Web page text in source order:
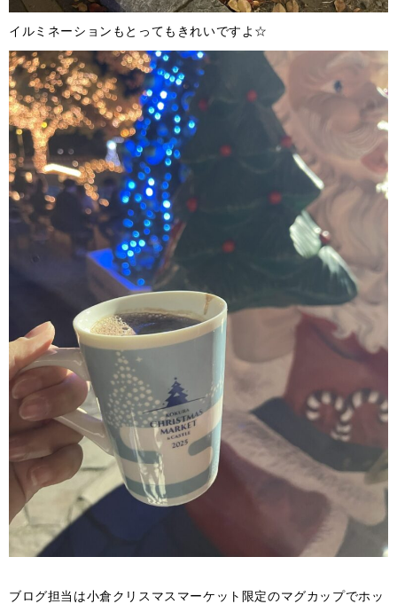
イルミネーションもとってもきれいですよ☆
ブログ担当は小倉クリスマスマーケット限定のマグカップでホッ